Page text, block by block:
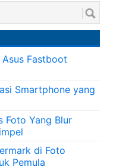
Fastboot
Smartphone yang
Foto Yang Blur
di Foto
Pemula